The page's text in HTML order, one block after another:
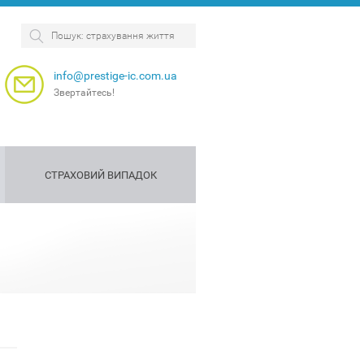
info@prestige-ic.com.ua
Звертайтесь!
СТРАХОВИЙ ВИПАДОК